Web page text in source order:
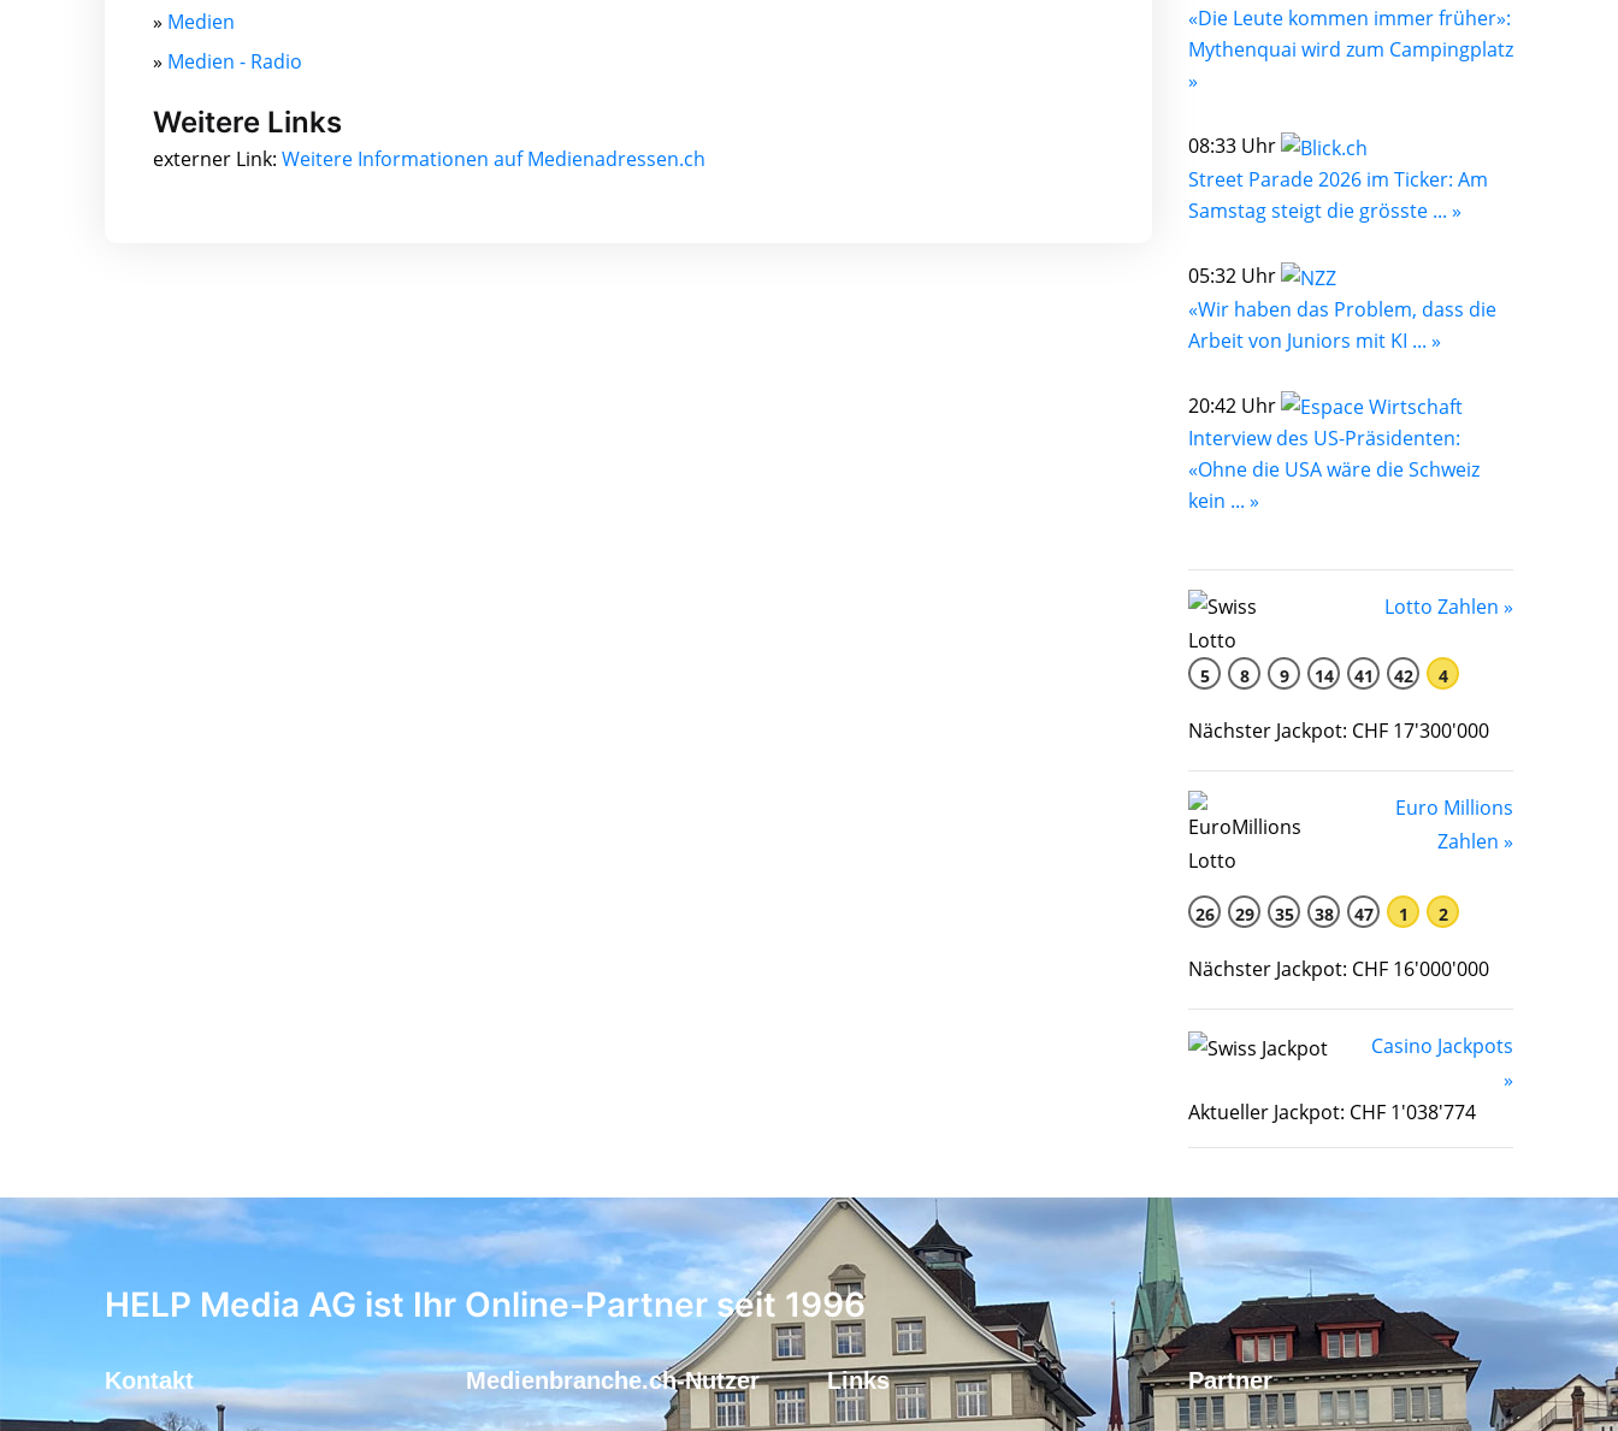
» Medien
» Medien - Radio
Weitere Links
externer Link: Weitere Informationen auf Medienadressen.ch
«Die Leute kommen immer früher»:
Mythenquai wird zum Campingplatz
»
08:33 Uhr
Street Parade 2026 im Ticker: Am
Samstag steigt die grösste ... »
05:32 Uhr
«Wir haben das Problem, dass die
Arbeit von Juniors mit KI ... »
20:42 Uhr
Interview des US-Präsidenten:
«Ohne die USA wäre die Schweiz
kein ... »
Lotto Zahlen »
5 8 9 14 41 42 4
Nächster Jackpot: CHF 17'300'000
Euro Millions
Zahlen »
26 29 35 38 47 1 2
Nächster Jackpot: CHF 16'000'000
Casino Jackpots
»
Aktueller Jackpot: CHF 1'038'774
HELP Media AG ist Ihr Online-Partner seit 1996
Kontakt Medienbranche.ch-Nutzer Links Partner